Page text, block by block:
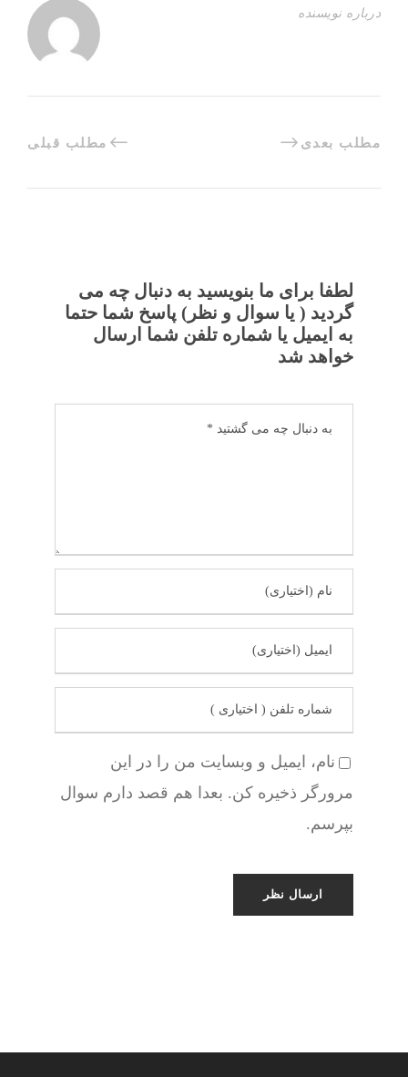
درباره نویسنده
مطلب قبلی مطلب بعدی
لطفا برای ما بنویسید به دنبال چه می
گردید ( یا سوال و نظر) پاسخ شما حتما
به ایمیل یا شماره تلفن شما ارسال
خواهد شد
نام، ایمیل و وبسایت من را در این
مرورگر ذخیره کن. بعدا هم قصد دارم سوال
بپرسم.